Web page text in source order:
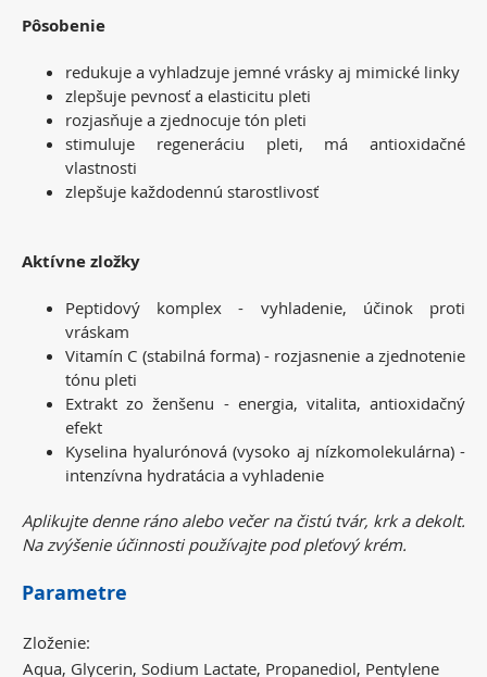
Pôsobenie
redukuje a vyhladzuje jemné vrásky aj mimické linky
zlepšuje pevnosť a elasticitu pleti
rozjasňuje a zjednocuje tón pleti
stimuluje regeneráciu pleti, má antioxidačné
vlastnosti
zlepšuje každodennú starostlivosť
Aktívne zložky
Peptidový komplex - vyhladenie, účinok proti
vráskam
Vitamín C (stabilná forma) - rozjasnenie a zjednotenie
tónu pleti
Extrakt zo ženšenu - energia, vitalita, antioxidačný
efekt
Kyselina hyalurónová (vysoko aj nízkomolekulárna) -
intenzívna hydratácia a vyhladenie
Aplikujte denne ráno alebo večer na čistú tvár, krk a dekolt.
Na zvýšenie účinnosti používajte pod pleťový krém.
Parametre
Zloženie:
Aqua, Glycerin, Sodium Lactate, Propanediol, Pentylene